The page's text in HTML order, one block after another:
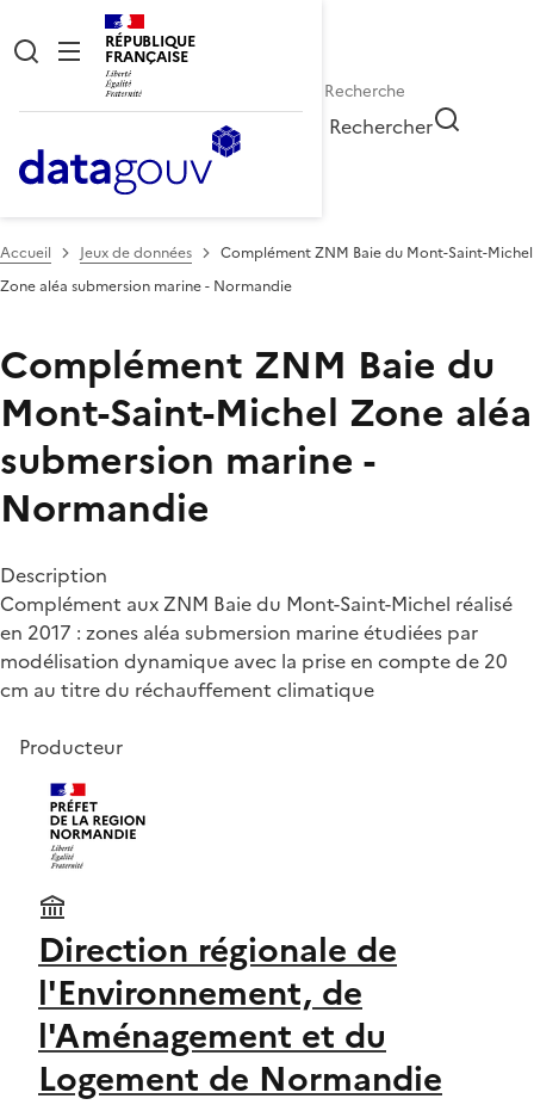
RÉPUBLIQUE
FRANÇAISE
Rechercher
Accueil Jeux de données
Complément ZNM Baie du Mont-Saint-Michel
Zone aléa submersion marine - Normandie
Complément ZNM Baie du
Mont-Saint-Michel Zone aléa
submersion marine -
Normandie
Description
Complément aux ZNM Baie du Mont-Saint-Michel réalisé
en 2017 : zones aléa submersion marine étudiées par
modélisation dynamique avec la prise en compte de 20
cm au titre du réchauffement climatique
Producteur
Direction régionale de
l'Environnement, de
l'Aménagement et du
Logement de Normandie